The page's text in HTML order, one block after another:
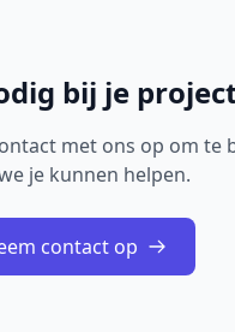
bij je
met ons op om te
je kunnen helpen.
contact op